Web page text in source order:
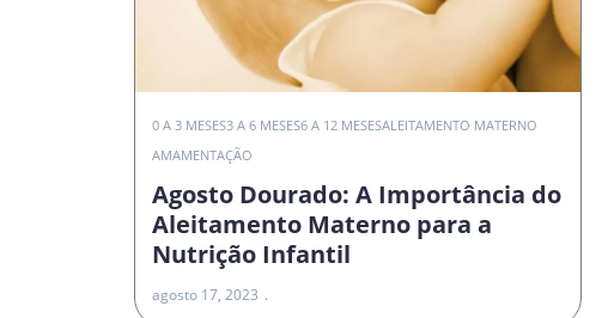
0 A 3 MESES3 A 6 MESES6 A 12 MESESALEITAMENTO MATERNO
AMAMENTAÇÃO
Agosto Dourado: A Importância do
Aleitamento Materno para a
Nutrição Infantil
agosto 17, 2023